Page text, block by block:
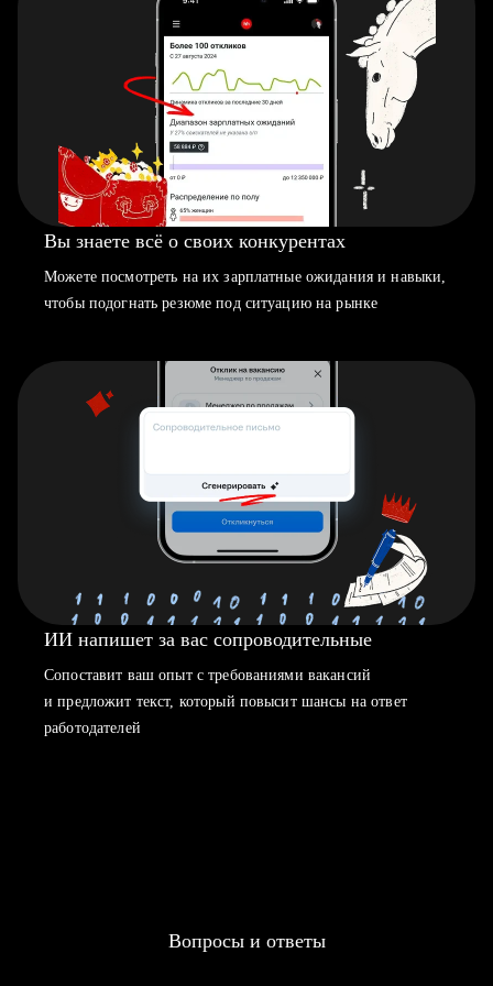
Вы знаете всё о своих конкурентах
Можете посмотреть на их зарплатные ожидания и навыки,
чтобы подогнать резюме под ситуацию на рынке
ИИ напишет за вас сопроводительные
Сопоставит ваш опыт с требованиями вакансий
и предложит текст, который повысит шансы на ответ
работодателей
Вопросы и ответы